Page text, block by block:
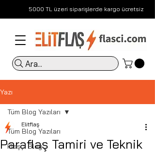
5000 TL üzeri siparişlerde kargo ücretsiz
Ara...
Yazı
Tüm Blog Yazıları
Flaşçı Blog
Tüm Blog Yazıları
Paraflaş Tamiri ve Teknik
Elitflaş